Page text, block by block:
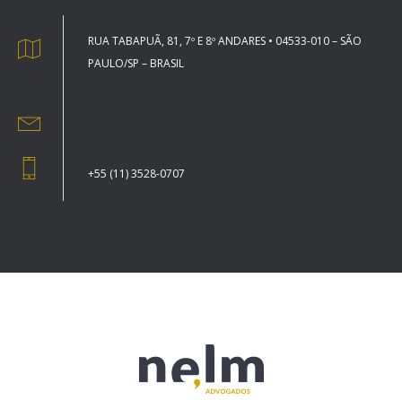
RUA TABAPUÃ, 81, 7º E 8º ANDARES • 04533-010 – SÃO
PAULO/SP – BRASIL
+55 (11) 3528-0707